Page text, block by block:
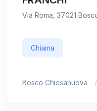
Via Roma, 37021
Chiama
Bosco Chiesanuova